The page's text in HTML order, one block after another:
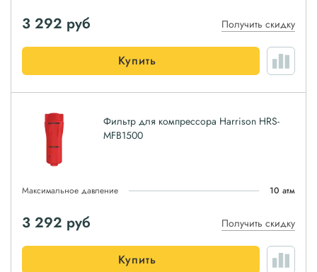
3 292 руб Получить скидку
Купить
Фильтр для компрессора Harrison HRS-
MFB1500
Максимальное давление 10 атм
3 292 руб Получить скидку
Купить